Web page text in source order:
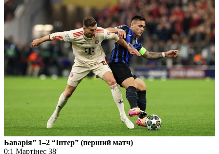
Баварія” 1–2 “Інтер” (перший матч)
0:1 Мартінес 38′